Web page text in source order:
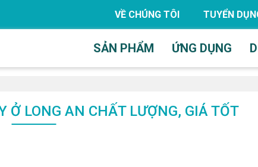
VỀ CHÚNG TÔI TUYỂN
SẢN PHẨM ỨNG DỤNG
Ở LONG AN CHẤT LƯỢNG, GIÁ TỐT